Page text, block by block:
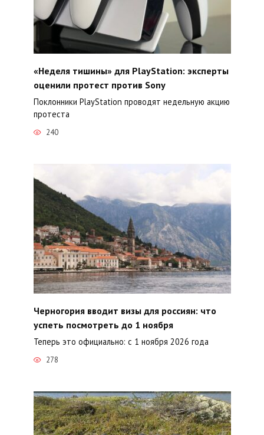
«Неделя тишины» для PlayStation: эксперты
оценили протест против Sony
Поклонники PlayStation проводят недельную акцию
протеста
240
Черногория вводит визы для россиян: что
успеть посмотреть до 1 ноября
Теперь это официально: с 1 ноября 2026 года
278